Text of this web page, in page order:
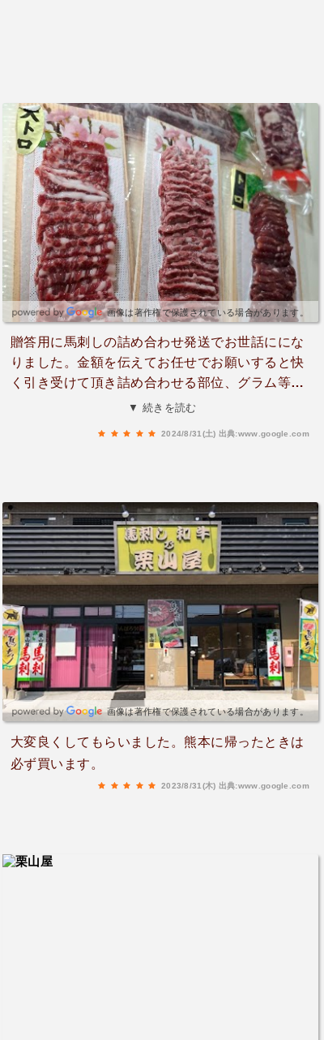
画像は著作権で保護されている場合があります。
贈答用に馬刺しの詰め合わせ発送でお世話ににな
りました。金額を伝えてお任せでお願いすると快
く引き受けて頂き詰め合わせる部位、グラム等説
明してくれました。店舗でヤマト運輸の送り状を
▼ 続きを読む
2024/8/31(土) 出典:www.google.com
画像は著作権で保護されている場合があります。
大変良くしてもらいました。熊本に帰ったときは
必ず買います。
2023/8/31(木) 出典:www.google.com